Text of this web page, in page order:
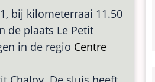
bij kilometerraai 11.50
de plaats Le Petit
in de regio Centre